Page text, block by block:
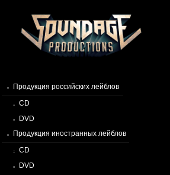
Продукция российских лейблов
CD
DVD
Продукция иностранных лейблов
CD
DVD